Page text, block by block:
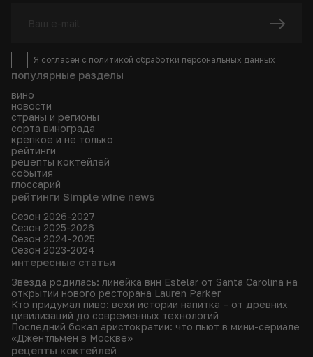
популярные разделы
вино
новости
страны и регионы
сорта винограда
крепкое и не только
рейтинги
рецепты коктейлей
события
глоссарий
рейтинги Simple wine news
Сезон 2026-2027
Сезон 2025-2026
Сезон 2024-2025
Сезон 2023-2024
интересные статьи
Звезда родилась: линейка вин Estelar от Santa Carolina на
открытии нового ресторана Lauren Parker
Кто придумал пиво: вехи истории напитка – от древних
цивилизаций до современных технологий
Последний бокал аристократии: что пьют в мини-сериале
«Джентльмен в Москве»
рецепты коктейлей
Я согласен с политикой обработки персональных данных